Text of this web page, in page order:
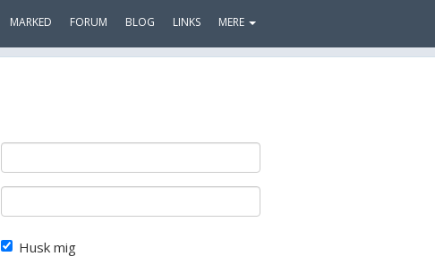
MARKED FORUM BLOG LINKS MERE
Husk mig